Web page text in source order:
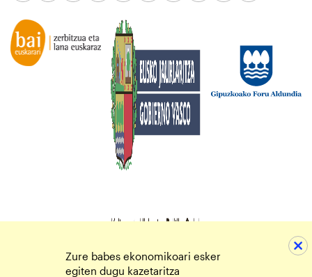
Zure babes ekonomikoari esker
egiten dugu kazetaritza